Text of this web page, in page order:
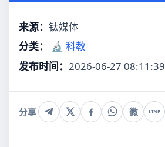
来源： 钛媒体
分类：
🔬 科教
发布时间： 2026-06-27 08:11:39
分享 微 LINE